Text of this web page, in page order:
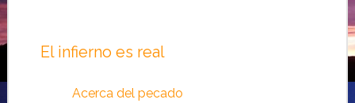
El infierno es real
Acerca del pecado